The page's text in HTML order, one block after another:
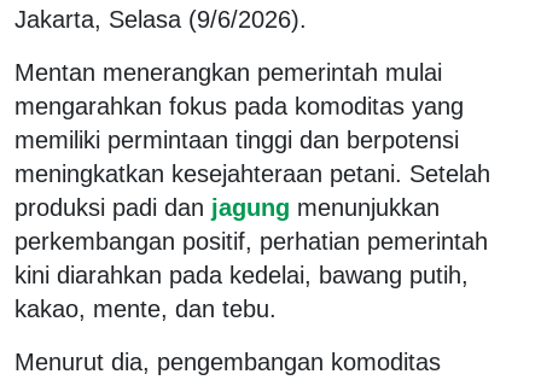
Jakarta, Selasa (9/6/2026).
Mentan menerangkan pemerintah mulai
mengarahkan fokus pada komoditas yang
memiliki permintaan tinggi dan berpotensi
meningkatkan kesejahteraan petani. Setelah
produksi padi dan jagung menunjukkan
perkembangan positif, perhatian pemerintah
kini diarahkan pada kedelai, bawang putih,
kakao, mente, dan tebu.
Menurut dia, pengembangan komoditas